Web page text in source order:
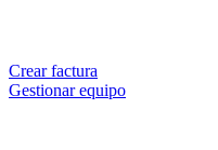
Crear factura
Gestionar equipo